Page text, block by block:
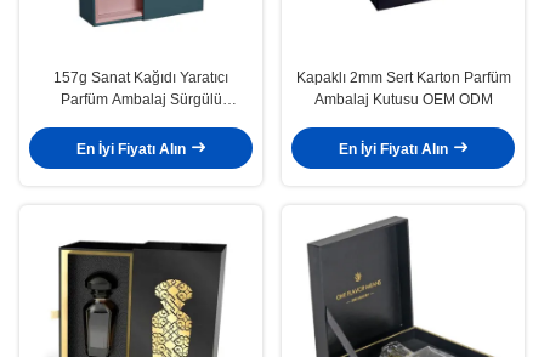
157g Sanat Kağıdı Yaratıcı
Parfüm Ambalaj Sürgülü
800gsm
En İyi Fiyatı Alın
Kapaklı 2mm Sert Karton Parfüm
Ambalaj Kutusu OEM ODM
En İyi Fiyatı Alın